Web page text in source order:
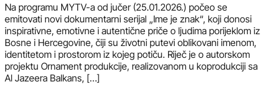
Na programu MYTV-a od jučer (25.01.2026.) počeo se
emitovati novi dokumentarni serijal „Ime je znak“, koji donosi
inspirativne, emotivne i autentične priče o ljudima porijeklom iz
Bosne i Hercegovine, čiji su životni putevi oblikovani imenom,
identitetom i prostorom iz kojeg potiču. Riječ je o autorskom
projektu Ornament produkcije, realizovanom u koprodukciji sa
Al Jazeera Balkans, […]